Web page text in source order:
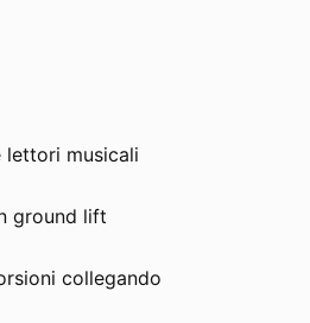
lettori musicali
ground lift
collegando